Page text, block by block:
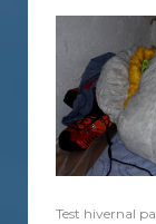
Test hivernal